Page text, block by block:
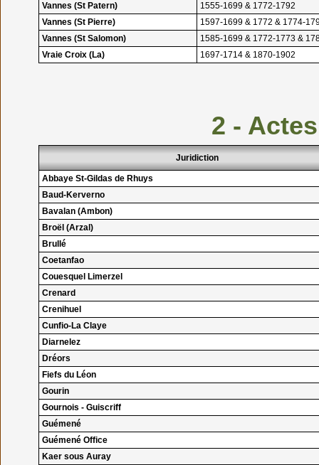
Vannes (St Patern)
1555-1699 & 1772-1792
Vannes (St Pierre)
1597-1699 & 1772 & 1774-
Vannes (St Salomon)
1585-1699 & 1772-1773 &
Vraie Croix (La)
1697-1714 & 1870-1902
2 -
Juridiction
Abbaye St-Gildas de Rhuys
Baud-Kerverno
Bavalan (Ambon)
Broël (Arzal)
Brullé
Coetanfao
Couesquel Limerzel
Crenard
Crenihuel
Cunfio-La Claye
Diarnelez
Dréors
Fiefs du Léon
Gourin
Gournois - Guiscriff
Guémené
Guémené Office
Kaer sous Auray